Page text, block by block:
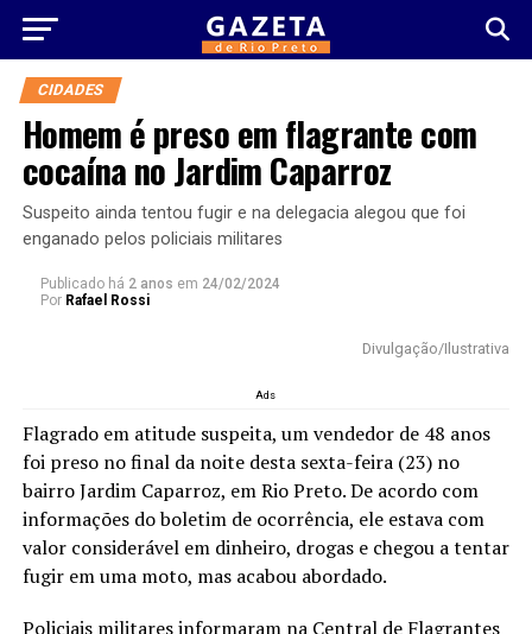
CIDADES
Homem é preso em flagrante com
cocaína no Jardim Caparroz
Suspeito ainda tentou fugir e na delegacia alegou que foi
enganado pelos policiais militares
Publicado há 2 anos em 24/02/2024
Por Rafael Rossi
Divulgação/Ilustrativa
Ads
Flagrado em atitude suspeita, um vendedor de 48 anos
foi preso no final da noite desta sexta-feira (23) no
bairro Jardim Caparroz, em Rio Preto. De acordo com
informações do boletim de ocorrência, ele estava com
valor considerável em dinheiro, drogas e chegou a tentar
fugir em uma moto, mas acabou abordado.
Policiais militares informaram na Central de Flagrantes